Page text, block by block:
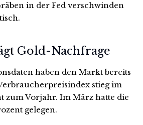
in der Fed verschwinden
Gold-Nachfrage
haben den Markt bereits
stieg im
zum Vorjahr. Im März hatte die
gelegen.